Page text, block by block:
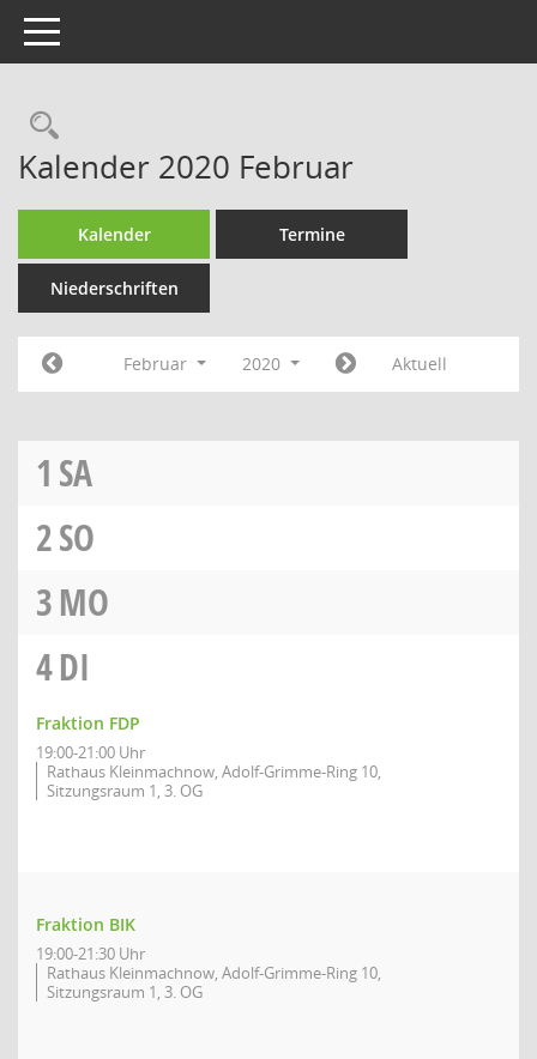
Toggle navigation
Rechercheauswahl
Kalender 2020 Februar
Kalender Termine
Niederschriften
Februar 2020 Aktuell
1 SA
2SO
3MO
4DI
Fraktion FDP
19:00-21:00 Uhr
Rathaus Kleinmachnow, Adolf-Grimme-Ring 10,
Sitzungsraum 1, 3. OG
Fraktion BIK
19:00-21:30 Uhr
Rathaus Kleinmachnow, Adolf-Grimme-Ring 10,
Sitzungsraum 1, 3. OG